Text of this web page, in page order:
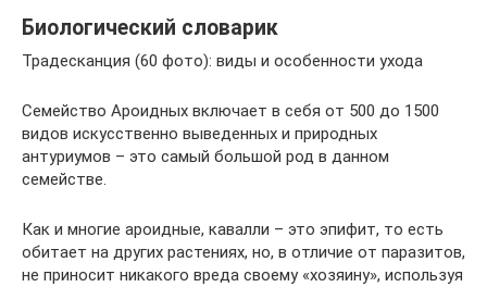
Биологический словарик
Традесканция (60 фото): виды и особенности ухода
Семейство Ароидных включает в себя от 500 до 1500
видов искусственно выведенных и природных
антуриумов – это самый большой род в данном
семействе.
Как и многие ароидные, кавалли – это эпифит, то есть
обитает на других растениях, но, в отличие от паразитов,
не приносит никакого вреда своему «хозяину», используя